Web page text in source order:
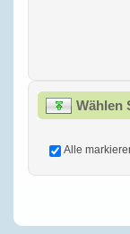
Wählen
Alle